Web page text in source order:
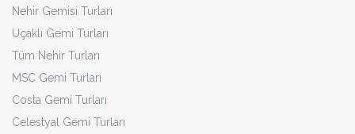
Nehir Gemisi Turları
Uçaklı Gemi Turları
Tüm Nehir Turları
MSC Gemi Turları
Costa Gemi Turları
Celestyal Gemi Turları